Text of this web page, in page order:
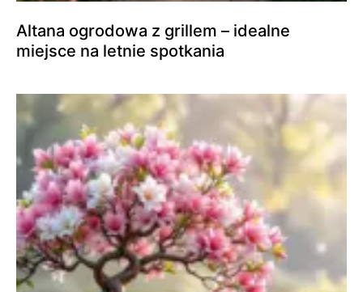
Altana ogrodowa z grillem – idealne
miejsce na letnie spotkania